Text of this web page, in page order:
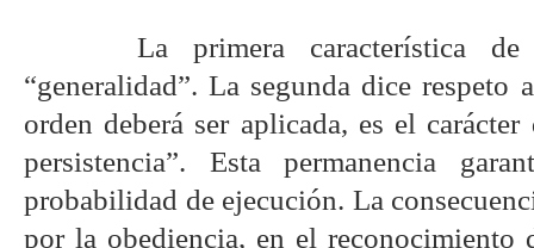
La primera característica
“generalidad”. La segunda dice respeto
orden deberá ser aplicada, es el carácter
persistencia”. Esta permanencia
probabilidad de ejecución. La
por la obediencia, en el reconocimiento